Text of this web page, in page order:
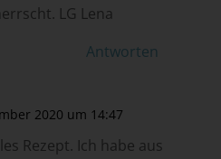
LG Lena
Antworten
2020 um 14:47
Rezept. Ich habe aus